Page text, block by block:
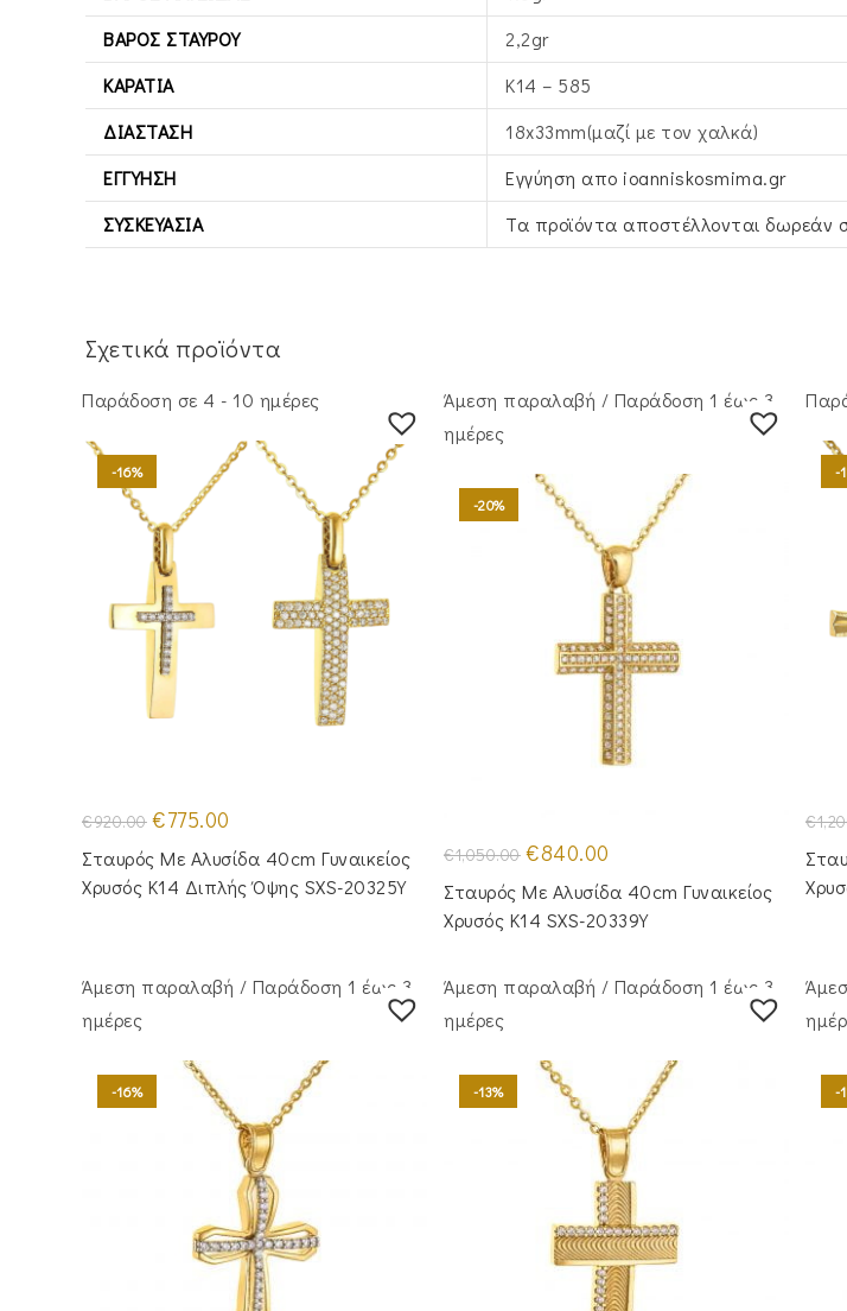
ΒΆΡΟΣ ΣΤΑΥΡΟΎ
2,2gr
ΚΑΡΆΤΙΑ
Κ14 – 585
ΔΙΆΣΤΑΣΗ
18x33mm(μαζί με τον χαλκά)
ΕΓΓΎΗΣΗ
Εγγύηση απο ioanniskosmima.gr
ΣΥΣΚΕΥΑΣΊΑ
Τα προϊόντα αποστέλλονται δωρεάν
Σχετικά προϊόντα
Παράδοση σε 4 - 10 ημέρες
-16%
€920.00 Original
price
was:
€920.00.
€775.00
τιμή
είναι:
€775.00.
Σταυρός Με Αλυσίδα 40cm Γυναικείος
Χρυσός Κ14 Διπλής Όψης SXS-20325Y
Άμεση παραλαβή / Παράδoση 1 έως 3
ημέρες
-20%
€1,050.00 Original
price
was:
€1,050.00.
€840.00
τιμή
είναι:
€840.00.
Σταυρός Με Αλυσίδα 40cm Γυναικείος
Χρυσός Κ14 SXS-20339Y
-
€
Άμεση παραλαβή / Παράδoση 1 έως 3
ημέρες
-16%
Άμεση παραλαβή / Παράδoση 1 έως 3
ημέρες
-13% -